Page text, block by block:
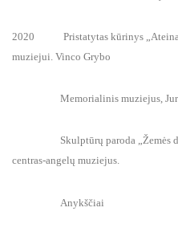
2020 Pristatytas kūrinys
muziejui. Vinco Grybo
Memorialinis muziejus,
Skulptūrų paroda „Žemės
centras-angelų muziejus.
Anykščiai